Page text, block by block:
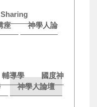
座
神學人論
輔導學
國度神
神學人論壇